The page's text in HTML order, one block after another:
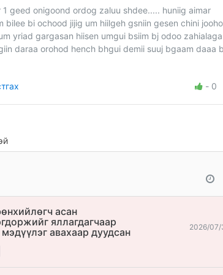
1 geed onigoond ordog zaluu shdee..... huniig aimar
bilee bi ochood jijig um hiilgeh gsniin gesen chini
yriad gargasan hiisen umgui bsiim bj odoo
daraa orohod hench bhgui demii suuj bgaam daaa
- 0
асан
яллагдагчаар
авахаар дуудсан
2026/07/